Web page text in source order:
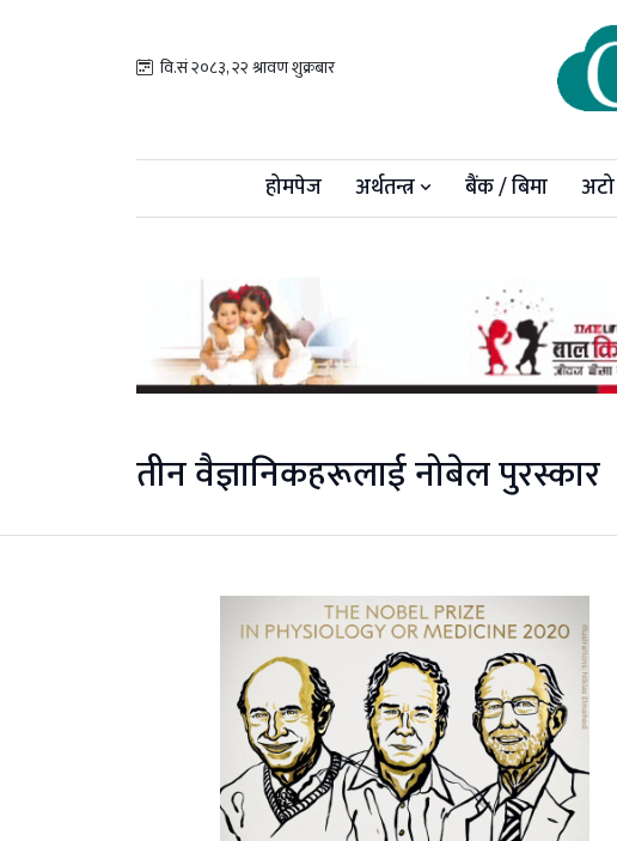
वि.सं २०८३, २२ श्रावण शुक्रबार
होमपेज अर्थतन्त्र बैंक / बिमा अटो
तीन वैज्ञानिकहरूलाई नोबेल पुरस्कार